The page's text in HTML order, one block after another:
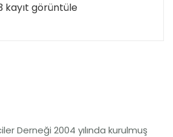
kayıt görüntüle
Derneği 2004 yılında kurulmuş